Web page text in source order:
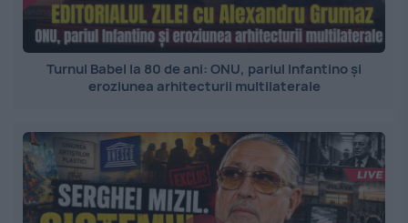
Turnul Babel la 80 de ani: ONU, pariul Infantino și
eroziunea arhitecturii multilaterale